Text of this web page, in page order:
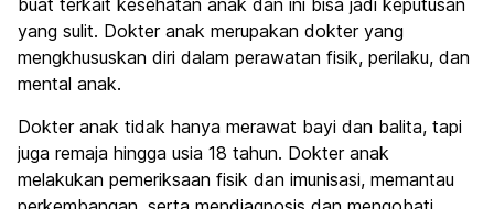
buat terkait kesehatan anak dan ini bisa jadi keputusan
yang sulit. Dokter anak merupakan dokter yang
mengkhususkan diri dalam perawatan fisik, perilaku, dan
mental anak.
Dokter anak tidak hanya merawat bayi dan balita, tapi
juga remaja hingga usia 18 tahun. Dokter anak
melakukan pemeriksaan fisik dan imunisasi, memantau